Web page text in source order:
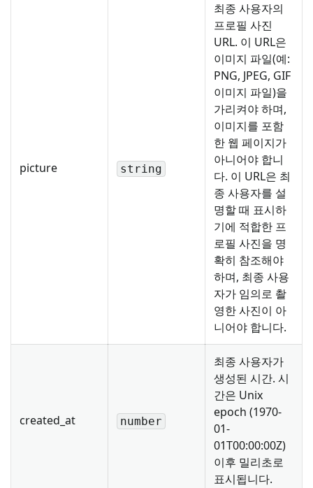
picture string
최종 사용자의
프로필 사진
URL. 이 URL은
이미지 파일(예:
PNG, JPEG, GIF
이미지 파일)을
가리켜야 하며,
이미지를 포함
한 웹 페이지가
아니어야 합니
다. 이 URL은 최
종 사용자를 설
명할 때 표시하
기에 적합한 프
로필 사진을 명
확히 참조해야
하며, 최종 사용
자가 임의로 촬
영한 사진이 아
니어야 합니다.
created_at number
최종 사용자가
생성된 시간. 시
간은 Unix
epoch (1970-
01-
01T00:00:00Z)
이후 밀리초로
표시됩니다.